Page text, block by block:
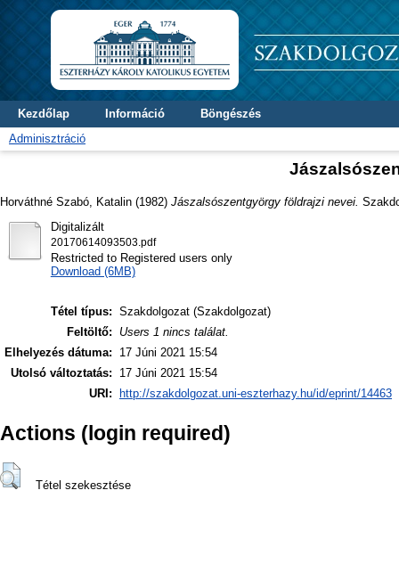
Kezdőlap Információ
Böngészés
Adminisztráció
Horváthné Szabó, Katalin (1982) Jászalsószentgyörgy földrajzi nevei.
Digitalizált
20170614093503.pdf
Restricted to Registered users only
Download (6MB)
Tétel típus: Szakdolgozat (Szakdolgozat)
Feltöltő:
Users 1 nincs találat.
Elhelyezés dátuma:
17 Júni 2021 15:54
Utolsó változtatás:
17 Júni 2021 15:54
URI:
http://szakdolgozat.uni-eszterhazy.hu/id/eprint/14463
Actions (login required)
Tétel szekesztése